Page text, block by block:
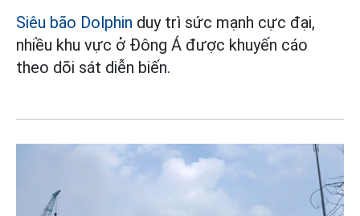
Siêu bão Dolphin duy trì sức mạnh cực đại,
nhiều khu vực ở Đông Á được khuyến cáo
theo dõi sát diễn biến.